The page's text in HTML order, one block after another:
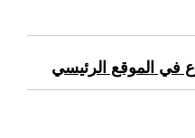
في الموقع الرئيسي